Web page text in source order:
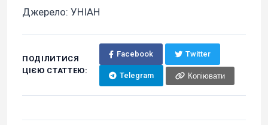
Джерело: УНІАН
ПОДІЛИТИСЯ
ЦІЄЮ СТАТТЕЮ:
Facebook Twitter
Telegram Копіювати